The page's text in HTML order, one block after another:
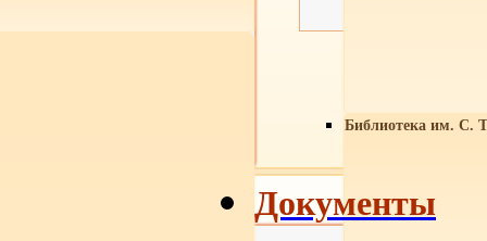
Библиотека им. С.
Документы